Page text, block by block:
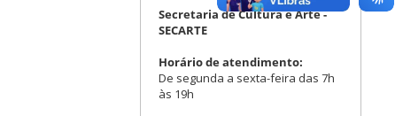
Secretaria de Cultura e Arte -
SECARTE
Horário de atendimento:
De segunda a sexta-feira das 7h
às 19h